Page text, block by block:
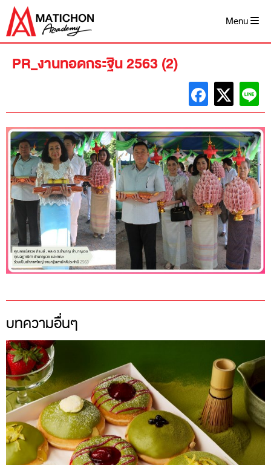
Skip
content
Menu
PR_งานทอดกระฐิน 2563 (2)
บทความอื่นๆ